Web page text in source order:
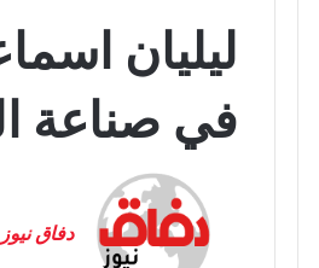
ليليان
في صناعة
دفاق نيوز